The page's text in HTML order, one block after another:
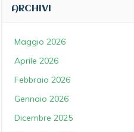
ARCHIVI
Maggio 2026
Aprile 2026
Febbraio 2026
Gennaio 2026
Dicembre 2025